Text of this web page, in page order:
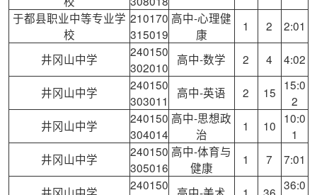
于都县职业中等专业学
校
210170
315019
高中-心理健
康
1 2 2:01
井冈山中学
240150
302010
高中-数学 2 4 4:02
井冈山中学
240150
303011
高中-英语 2 15 15:0
2
井冈山中学
240150
304014
高中-思想政
治
1 10 10:0
1
井冈山中学
240150
305016
高中-体育与
健康
1 7 7:01
240150
36:0